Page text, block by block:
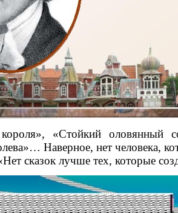
«Стойкий оловянный
Наверное, нет человека,
сказок лучше тех, которые